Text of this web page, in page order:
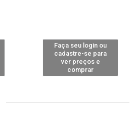
Faça seu login ou
cadastre-se para
ver preços e
comprar